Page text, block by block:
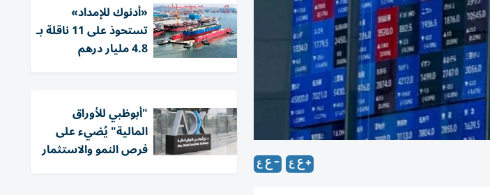
«أدنوك للإمداد»
تستحوذ على 11 ناقلة بـ
4.8 مليار درهم
"أبوظبي للأوراق
المالية" يُضيء على
فرص النمو والاستثمار